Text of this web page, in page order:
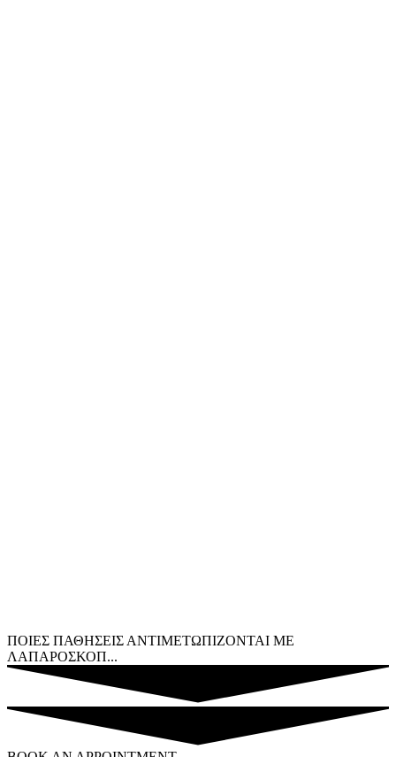
ΠΟΙΕΣ ΠΑΘΗΣΕΙΣ ΑΝΤΙΜΕΤΩΠΙΖΟΝΤΑΙ ΜΕ
ΛΑΠΑΡΟΣΚΟΠ...